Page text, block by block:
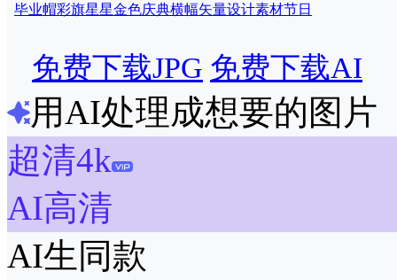
毕业帽彩旗星星金色庆典横幅矢量设计素材节日
免费下载JPG 免费下载AI
用AI处理成想要的图片
超清4k
AI高清
AI生同款